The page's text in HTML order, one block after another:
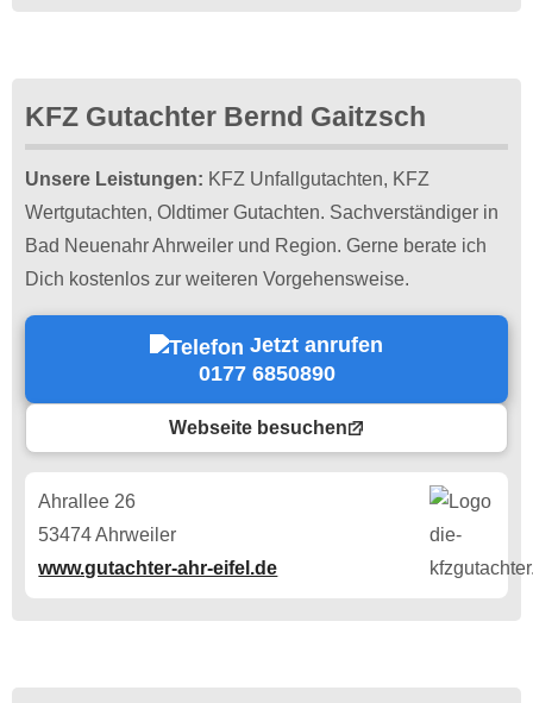
KFZ Gutachter Bernd Gaitzsch
Unsere Leistungen: KFZ Unfallgutachten, KFZ
Wertgutachten, Oldtimer Gutachten. Sachverständiger in
Bad Neuenahr Ahrweiler und Region. Gerne berate ich
Dich kostenlos zur weiteren Vorgehensweise.
Jetzt anrufen
0177 6850890
Webseite besuchen
Ahrallee 26
53474 Ahrweiler
www.gutachter-ahr-eifel.de